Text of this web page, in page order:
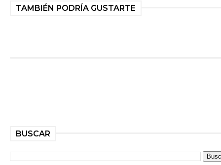
TAMBIÉN PODRÍA GUSTARTE
BUSCAR